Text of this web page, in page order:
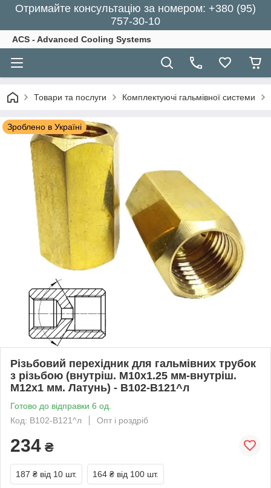
Отримайте консультацію за номером: +380 (95)
757-30-10
ACS - Advanced Cooling Systems
Товари та послуги Комплектуючі гальмівної системи
Зроблено в Україні
Різьбовий перехідник для гальмівних трубок
з різьбою (внутріш. М10x1.25 мм-внутріш.
М12x1 мм. Латунь) - В102-В121^л
Готово до відправки 6 од.
Код: В102-В121^л
Опт і роздріб
234 ₴
187 ₴ від 10 шт. 164 ₴ від 100 шт.